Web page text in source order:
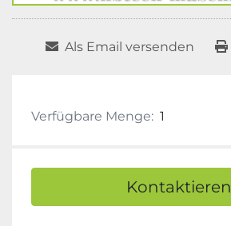
Als Email versenden
Verfügbare Menge: 1
Kontaktieren